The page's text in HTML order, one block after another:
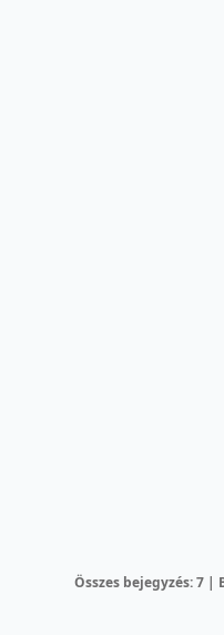
Összes bejegyzés: 7 |